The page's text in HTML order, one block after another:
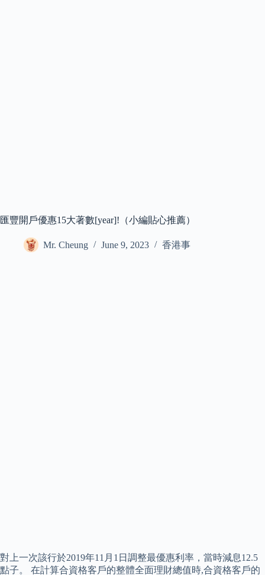
匯豐開戶優惠15大著數[year]!（小編貼心推薦）
Mr. Cheung June 9, 2023 香港事
對上一次該行於2019年11月1日調整最優惠利率，當時減息12.5
點子。 在計算合資格客戶的整體全面理財總值時,合資格客戶的